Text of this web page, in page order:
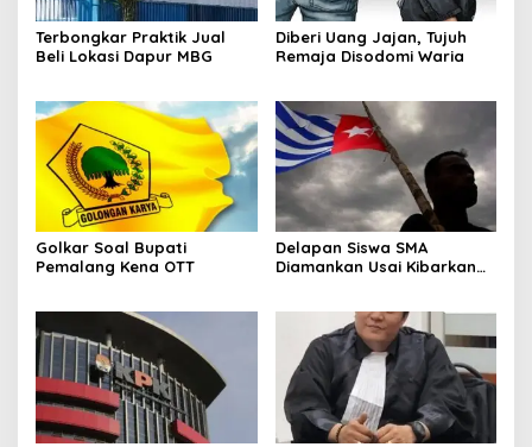
Terbongkar Praktik Jual
Beli Lokasi Dapur MBG
Diberi Uang Jajan, Tujuh
Remaja Disodomi Waria
Golkar Soal Bupati
Pemalang Kena OTT
Delapan Siswa SMA
Diamankan Usai Kibarkan